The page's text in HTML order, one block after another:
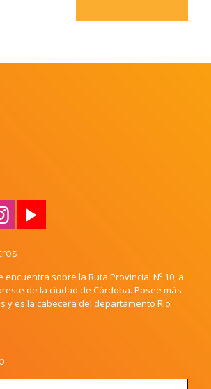
encuentra sobre la Ruta Provincial Nº 10, a
de la ciudad de Córdoba. Posee más
y es la cabecera del departamento Río